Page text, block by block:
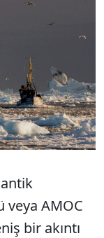
veya AMOC
bir akıntı